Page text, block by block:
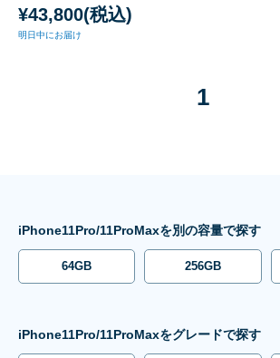
¥43,800(税込)
明日中にお届け
1
iPhone11Pro/11ProMaxを別の容量で探す
64GB 256GB
iPhone11Pro/11ProMaxをグレードで探す